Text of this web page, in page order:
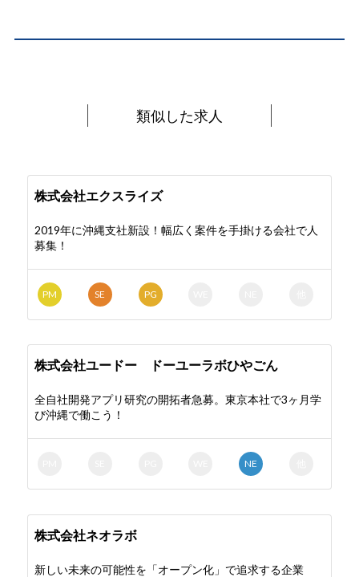
類似した求人
株式会社エクスライズ
2019年に沖縄支社新設！幅広く案件を手掛ける会社で人
募集！
PM SE PG
株式会社ユードー ドーユーラボひやごん
全自社開発アプリ研究の開拓者急募。東京本社で3ヶ月学
び沖縄で働こう！
NE
株式会社ネオラボ
新しい未来の可能性を「オープン化」で追求する企業